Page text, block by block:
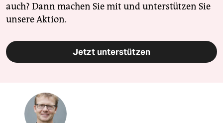
auch? Dann machen Sie mit und unterstützen Sie
unsere Aktion.
Jetzt unterstützen